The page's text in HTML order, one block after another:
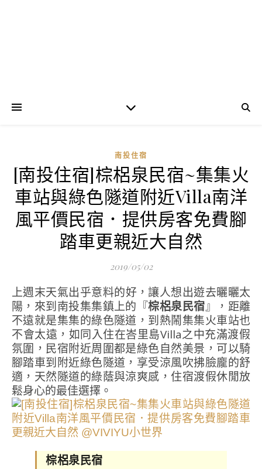
南投住宿
[南投住宿]棕梠泉民宿~集集火
車站與綠色隧道附近Villa南洋
風平價民宿．提供房客免費腳
踏車更親近大自然
2019/05/02
上週末天氣出乎意料的好，讓人想出遊去曬曬太
陽，來到南投集集鎮上的『棕梠泉民宿』，距離
不遠就是集集的綠色隧道，到熱鬧集集火車站也
不會太遠，如同入住在峇里島Villa之中充滿渡假
氛圍，民宿附近周圍都是綠色自然美景，可以騎
腳踏車到附近綠色隧道，享受涼風吹拂臉龐的舒
適，天然隧道的綠蔭與涼爽感，住宿渡假休閒放
鬆身心的最佳選擇。
棕梠泉民宿